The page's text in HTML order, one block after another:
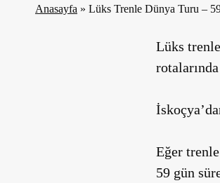
Anasayfa » Lüks Trenle Dünya Turu –
Lüks
Eğer
59 gün